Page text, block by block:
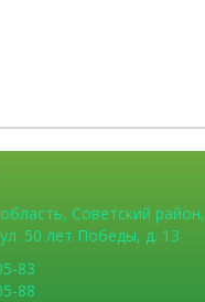
Советский район,
50 лет Победы, д. 13
83
88